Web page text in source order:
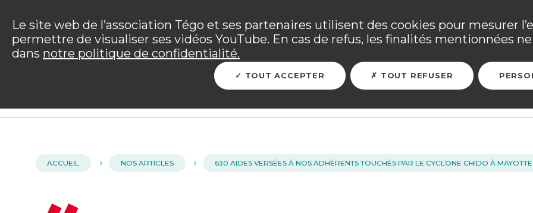
Vous êtes sur le site Tégo
ME PROTÉGER ASSURER MES BIENS L'ASSOCIATION
ACCUEIL NOS ARTICLES 630 AIDES VERSÉES À NOS ADHÉRENTS TOUCHÉS PAR LE CYCLONE CHIDO À MAYOTTE
Le site web de l’association Tégo et ses partenaires utilisent des cookies pour mesurer
permettre de visualiser ses vidéos YouTube. En cas de refus, les finalités mentionnées
dans notre politique de confidentialité.
TOUT ACCEPTER TOUT REFUSER